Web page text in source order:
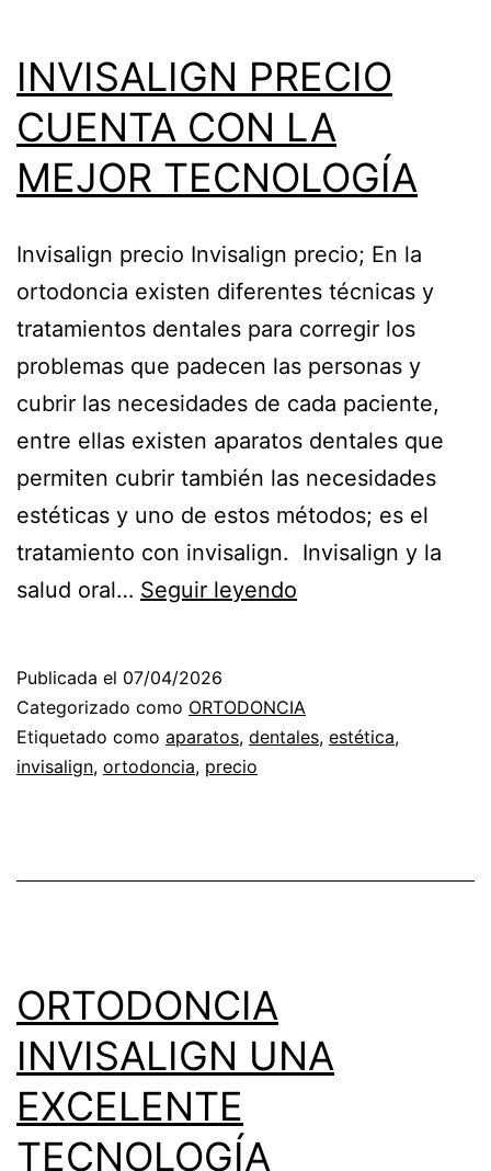
INVISALIGN PRECIO
CUENTA CON LA
MEJOR TECNOLOGÍA
Invisalign precio Invisalign precio; En la
ortodoncia existen diferentes técnicas y
tratamientos dentales para corregir los
problemas que padecen las personas y
cubrir las necesidades de cada paciente,
entre ellas existen aparatos dentales que
permiten cubrir también las necesidades
estéticas y uno de estos métodos; es el
tratamiento con invisalign. Invisalign y la
salud oral… Seguir leyendo
CON
LA
Publicada el 07/04/2026
Categorizado como ORTODONCIA
Etiquetado como aparatos, dentales, estética,
invisalign, ortodoncia, precio
ORTODONCIA
INVISALIGN UNA
EXCELENTE
TECNOLOGÍA